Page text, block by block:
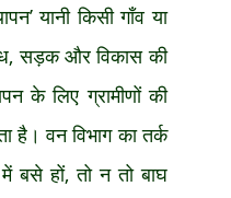
यानी किसी गाँव या
सड़क और विकास की
के लिए ग्रामीणों की
है। वन विभाग का तर्क
हों, तो न तो बाघ